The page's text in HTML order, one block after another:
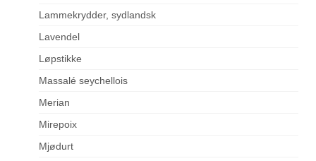
Lammekrydder, sydlandsk
Lavendel
Løpstikke
Massalé seychellois
Merian
Mirepoix
Mjødurt